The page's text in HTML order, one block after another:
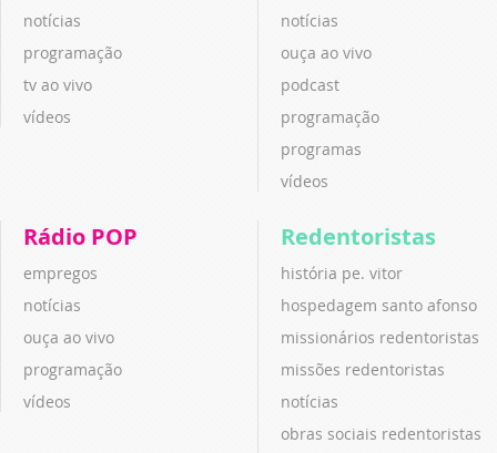
notícias
programação
tv ao vivo
vídeos
notícias
ouça ao vivo
podcast
programação
programas
vídeos
Rádio POP
empregos
notícias
ouça ao vivo
programação
vídeos
Redentoristas
história pe. vitor
hospedagem santo afonso
missionários redentoristas
missões redentoristas
notícias
obras sociais redentoristas